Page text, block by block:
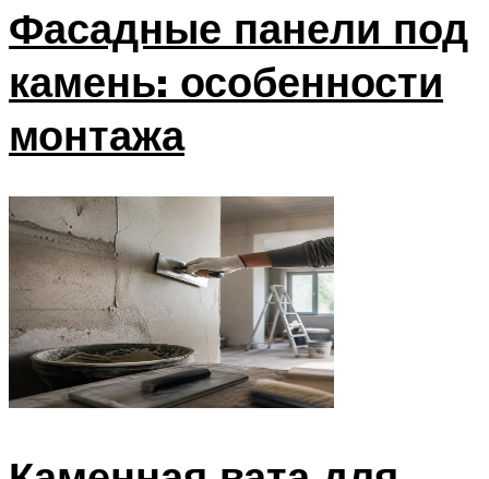
Фасадные панели под
камень: особенности
монтажа